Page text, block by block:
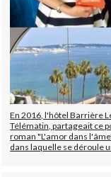
En 2016, l'hôtel Barrière
Télématin, partageait ce
roman "L'amor dans
dans laquelle se déroule